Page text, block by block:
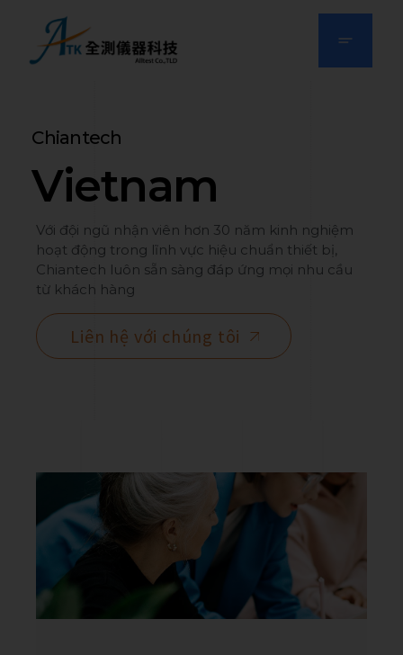
Chiantech
Vietnam
Với đội ngũ nhận viên hơn 30 năm kinh nghiệm
hoạt động trong lĩnh vực hiệu chuẩn thiết bị,
Chiantech luôn sẵn sàng đáp ứng mọi nhu cầu
từ khách hàng
Liên hệ với chúng tôi